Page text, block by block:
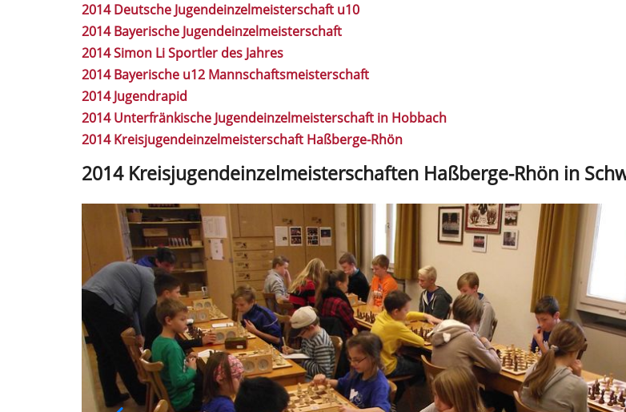
2014 Deutsche Jugendeinzelmeisterschaft u10
2014 Bayerische Jugendeinzelmeisterschaft
2014 Simon Li Sportler des Jahres
2014 Bayerische u12 Mannschaftsmeisterschaft
2014 Jugendrapid
2014 Unterfränkische Jugendeinzelmeisterschaft in Hobbach
2014 Kreisjugendeinzelmeisterschaft Haßberge-Rhön
2014 Kreisjugendeinzelmeisterschaften Haßberge-Rhön in